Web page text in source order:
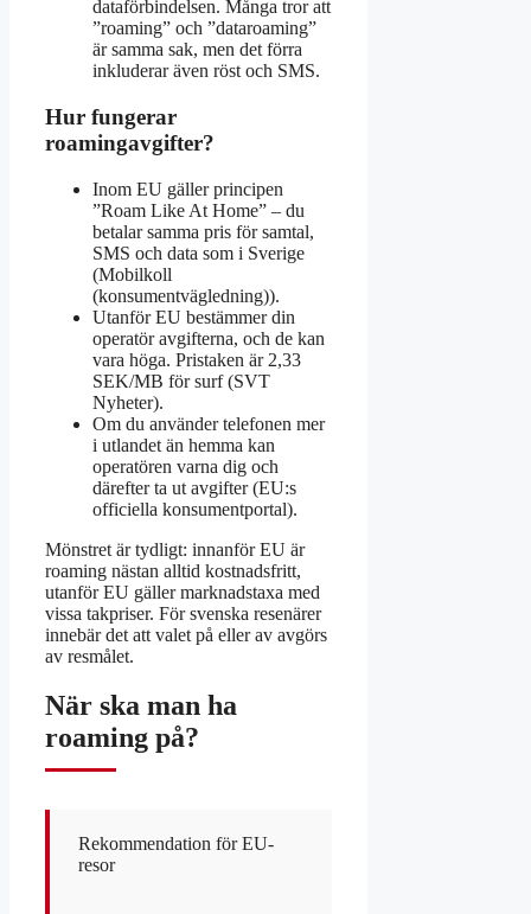
dataförbindelsen. Många tror att
”roaming” och ”dataroaming”
är samma sak, men det förra
inkluderar även röst och SMS.
Hur fungerar
roamingavgifter?
Inom EU gäller principen
”Roam Like At Home” – du
betalar samma pris för samtal,
SMS och data som i Sverige
(Mobilkoll
(konsumentvägledning)).
Utanför EU bestämmer din
operatör avgifterna, och de kan
vara höga. Pristaken är 2,33
SEK/MB för surf (SVT
Nyheter).
Om du använder telefonen mer
i utlandet än hemma kan
operatören varna dig och
därefter ta ut avgifter (EU:s
officiella konsumentportal).
Mönstret är tydligt: innanför EU är
roaming nästan alltid kostnadsfritt,
utanför EU gäller marknadstaxa med
vissa takpriser. För svenska resenärer
innebär det att valet på eller av avgörs
av resmålet.
När ska man ha
roaming på?
Rekommendation för EU-
resor